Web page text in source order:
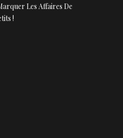
Les Affaires De
!